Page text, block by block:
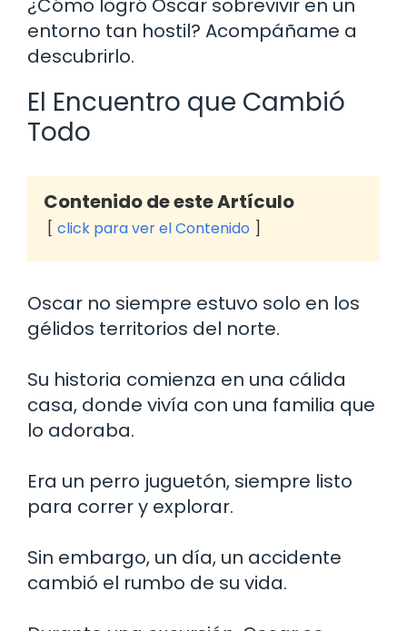
¿Cómo logró Oscar sobrevivir en un
entorno tan hostil? Acompáñame a
descubrirlo.
El Encuentro que Cambió
Todo
Contenido de este Artículo
click para ver el Contenido
Oscar no siempre estuvo solo en los
gélidos territorios del norte.
Su historia comienza en una cálida
casa, donde vivía con una familia que
lo adoraba.
Era un perro juguetón, siempre listo
para correr y explorar.
Sin embargo, un día, un accidente
cambió el rumbo de su vida.